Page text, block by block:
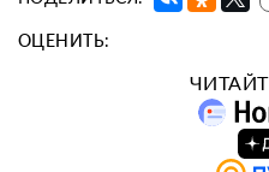
ОЦЕНИТЬ: